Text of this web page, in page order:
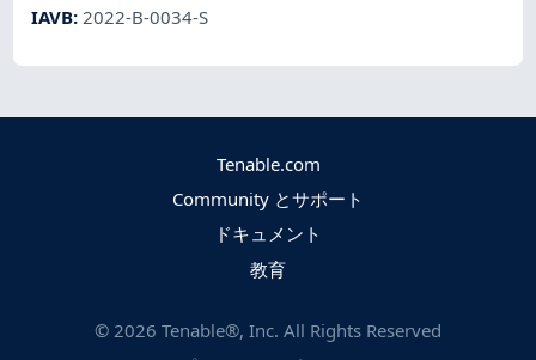
IAVB:2022-B-0034-S
Tenable.com
Community とサポート
ドキュメント
教育
© 2026 Tenable®, Inc. All Rights Reserved